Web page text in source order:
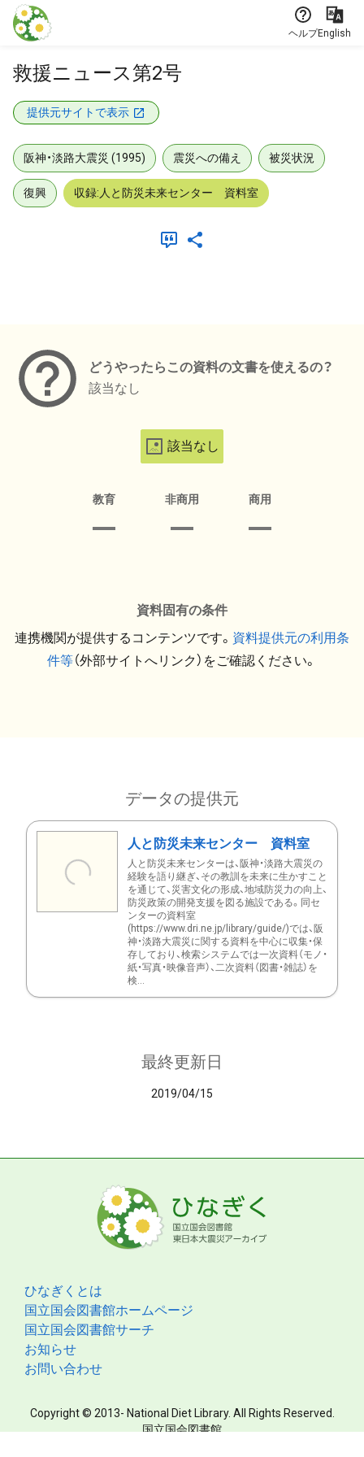
本文に飛ぶ
ヘルプEnglish
救援ニュース第2号
提供元サイトで表示
阪神・淡路大震災 (1995) 震災への備え 被災状況
復興 収録:人と防災未来センター 資料室
どうやったらこの資料の文書を使えるの？
該当なし
該当なし
教育 非商用 商用
資料固有の条件
連携機関が提供するコンテンツです。 資料提供元の利用条
件等（外部サイトへリンク）をご確認ください。
データの提供元
人と防災未来センター 資料室
人と防災未来センターは、阪神・淡路大震災の
経験を語り継ぎ、その教訓を未来に生かすこと
を通じて、災害文化の形成、地域防災力の向上、
防災政策の開発支援を図る施設である。同セ
ンターの資料室
(https://www.dri.ne.jp/library/guide/)では、阪
神・淡路大震災に関する資料を中心に収集・保
存しており、検索システムでは一次資料（モノ・
紙・写真・映像音声）、二次資料（図書・雑誌）を
検...
最終更新日
2019/04/15
ひなぎくとは
国立国会図書館ホームページ
国立国会図書館サーチ
お知らせ
お問い合わせ
Copyright © 2013- National Diet Library. All Rights Reserved.